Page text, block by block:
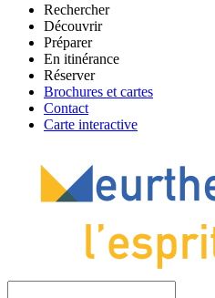
Rechercher
Découvrir
Préparer
En itinérance
Réserver
Brochures et cartes
Contact
Carte interactive